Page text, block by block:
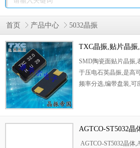
首页 产品中心 5032晶振
TXC晶振,贴片晶振
晶振
SMD陶瓷面贴片晶振,
于压电石英晶振,是高
频率分选,编带盘装,可
口最佳选择,包含
的铅.
AGTCO-ST5032晶
英晶振,有源晶体振
AGTCO-ST5032晶体